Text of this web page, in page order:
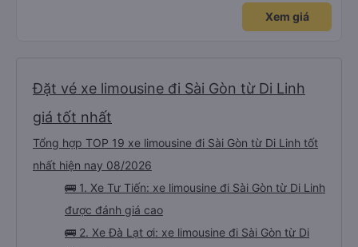
bạn ấy nha. Nếu bạn ấy bị trừ thì bảo bạn ấy liên hệ sđt của mình, mình hỗ
trợ ạ. Số mình đuôi 666, chuyến ĐH-NT ngày 16/1. À các bạn nữ lễ tân xinh
iu còn đổi cho mình phòng đơn sang đôi xong còn note là (một mình) yêu
Xem giá
Đặt vé xe limousine đi Sài Gòn từ Di Linh
giá tốt nhất
Tổng hợp TOP 19 xe limousine đi Sài Gòn từ Di Linh tốt
nhất hiện nay 08/2026
🚌 1. Xe Tư Tiến: xe limousine đi Sài Gòn từ Di Linh
được đánh giá cao
🚌 2. Xe Đà Lạt ơi: xe limousine đi Sài Gòn từ Di